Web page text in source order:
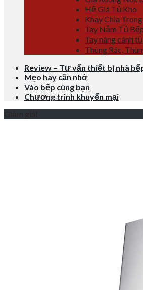
Hệ Giá Tủ Kho
Khay Chia
Tay Nắm Tủ
Tay nâng cánh tủ
Thùng Rác,
Review – Tư vấn thiết bị nhà
Mẹo hay cần nhớ
Vào bếp cùng bạn
Chương trình khuyến mại